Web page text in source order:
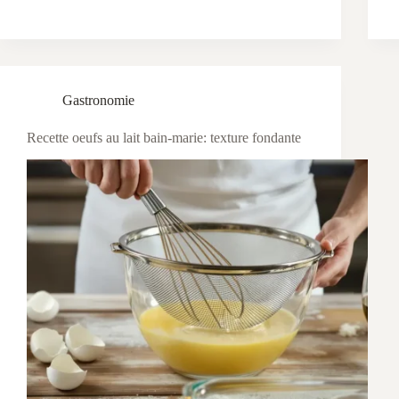
Gastronomie
Recette oeufs au lait bain-marie: texture fondante